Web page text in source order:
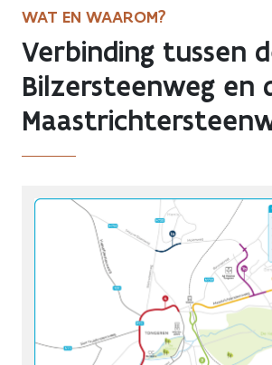
WAT EN WAAROM?
Verbinding tussen
Bilzersteenweg en